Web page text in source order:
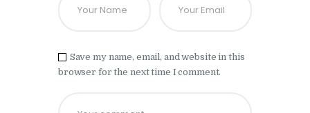
Save my name, email, and website in this
browser for the next time I comment.